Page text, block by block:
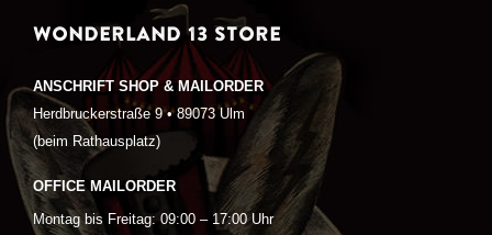
WONDERLAND 13 STORE
ANSCHRIFT SHOP & MAILORDER
Herdbruckerstraße 9 • 89073 Ulm
(beim Rathausplatz)
OFFICE MAILORDER
Montag bis Freitag: 09:00 – 17:00 Uhr